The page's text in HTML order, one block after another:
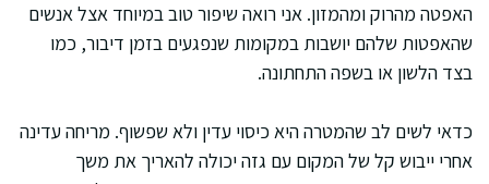
האפטה מהרוק ומהמזון. אני רואה שיפור טוב במיוחד אצל אנשים
שהאפטות שלהם יושבות במקומות שנפגעים בזמן דיבור, כמו
בצד הלשון או בשפה התחתונה.
כדאי לשים לב שהמטרה היא כיסוי עדין ולא שפשוף. מריחה עדינה
אחרי ייבוש קל של המקום עם גזה יכולה להאריך את משך